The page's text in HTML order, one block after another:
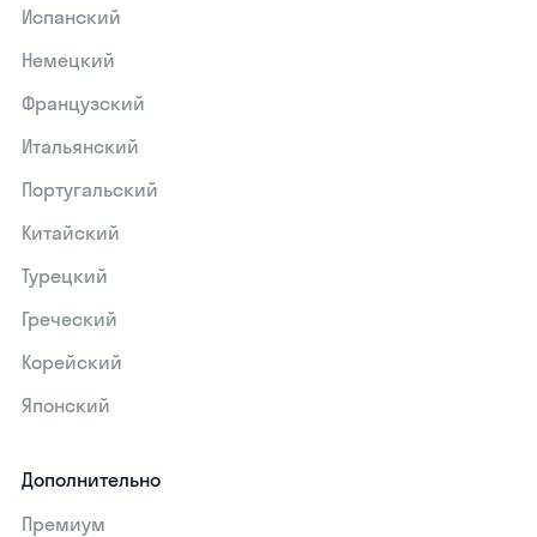
Испанский
Немецкий
Французский
Итальянский
Португальский
Китайский
Турецкий
Греческий
Корейский
Японский
Дополнительно
Премиум